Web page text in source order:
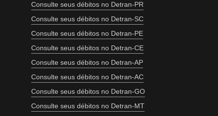
Consulte seus débitos no Detran-PR
Consulte seus débitos no Detran-SC
Consulte seus débitos no Detran-PE
Consulte seus débitos no Detran-CE
Consulte seus débitos no Detran-AP
Consulte seus débitos no Detran-AC
Consulte seus débitos no Detran-GO
Consulte seus débitos no Detran-MT